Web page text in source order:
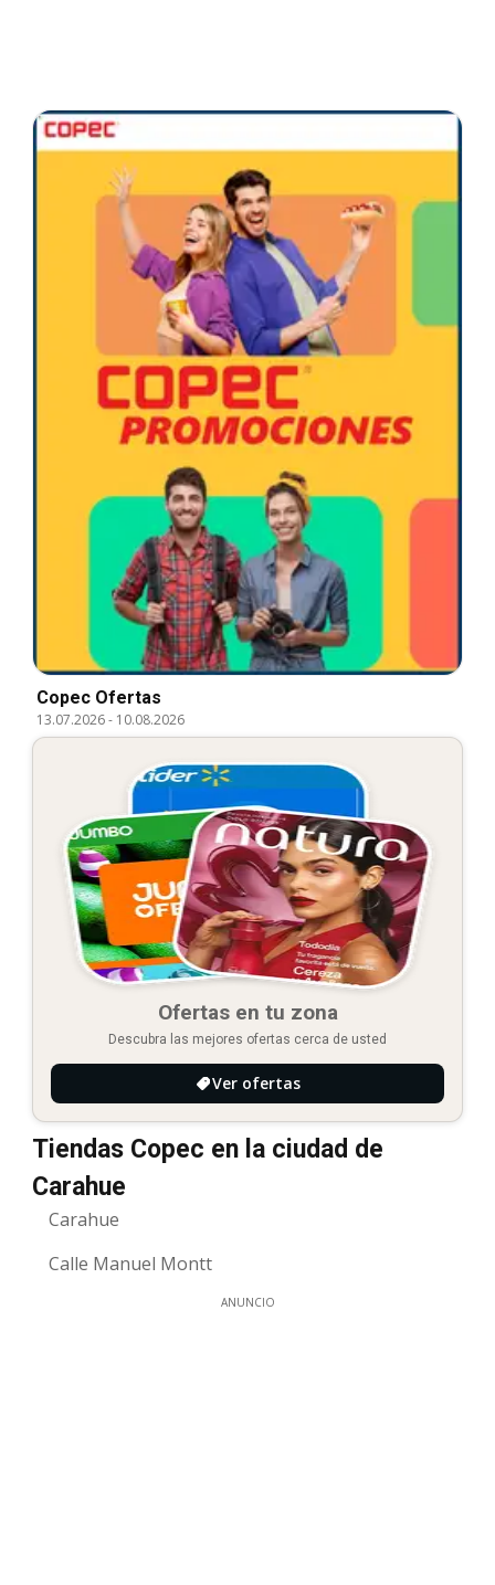
Copec Ofertas
13.07.2026- 10.08.2026
Ofertas en tu zona
Descubra las mejores ofertas cerca de usted
Ver ofertas
Tiendas Copec en la ciudad de
Carahue
Carahue
Calle Manuel Montt
ANUNCIO